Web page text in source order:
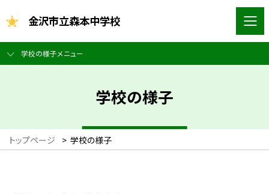
金沢市立森本中学校
学校の様子メニュー
学校の様子
トップページ > 学校の様子